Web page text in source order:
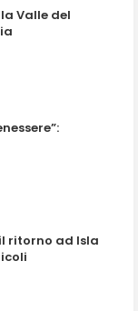
Valle del
ritorno ad Isla